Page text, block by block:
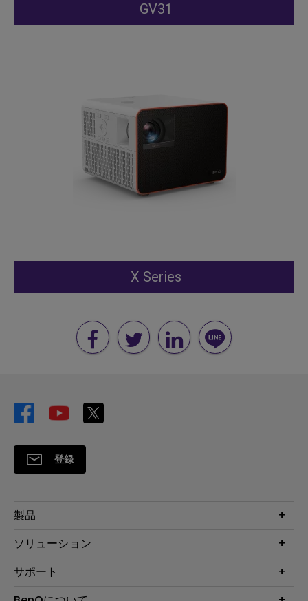
GV31
X Series
登録
製品
プロジェクター
照明
Webカメラ
ソリューション
ビジネス向け
サポート
サポート